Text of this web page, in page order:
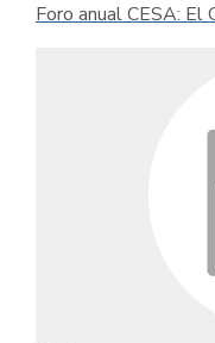
Foro anual CESA: El